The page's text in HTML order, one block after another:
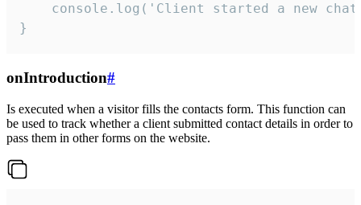
console.log('Client started a new
}
onIntroduction#
Is executed when a visitor fills the contacts form. This function can
be used to track whether a client submitted contact details in order to
pass them in other forms on the website.